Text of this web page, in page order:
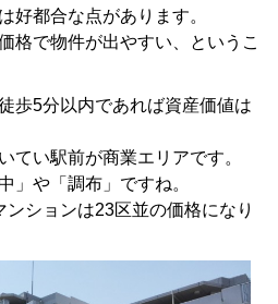
好都合な点があります。
格で物件が出やすい、というこ
歩5分以内であれば資産価値は
てい駅前が商業エリアです。
」や「調布」ですね。
ションは23区並の価格になり